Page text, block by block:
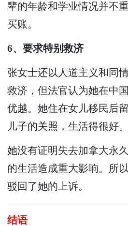
辈的年龄和学业情况并不
买账。
6、要求特别救济
张女士还以人道主义和同
救济，但法官认为她在中
优越。她住在女儿移民后
儿子的关照，生活得很好。
她没有证明失去加拿大永
的生活造成重大影响。所
驳回了她的上诉。
结语